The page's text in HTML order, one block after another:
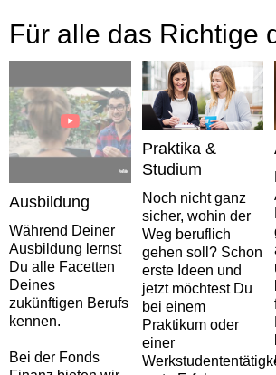
Für alle das Richtige
Ausbildung
Während Deiner
Ausbildung lernst
Du alle Facetten
Deines
zukünftigen Berufs
kennen.
Bei der Fonds
Praktika &
Studium
Noch nicht ganz
sicher, wohin der
Weg beruflich
gehen soll? Schon
erste Ideen und
jetzt möchtest Du
bei einem
Praktikum oder
einer